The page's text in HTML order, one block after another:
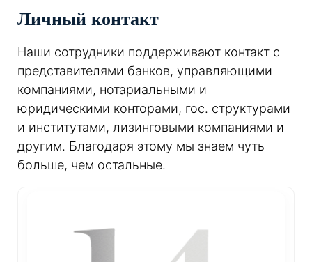
Личный контакт
Наши сотрудники поддерживают контакт с
представителями банков, управляющими
компаниями, нотариальными и
юридическими конторами, гос. структурами
и институтами, лизинговыми компаниями и
другим. Благодаря этому мы знаем чуть
больше, чем остальные.